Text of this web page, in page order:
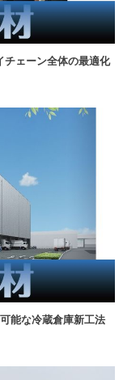
チェーン全体の最適化
能な冷蔵倉庫新工法